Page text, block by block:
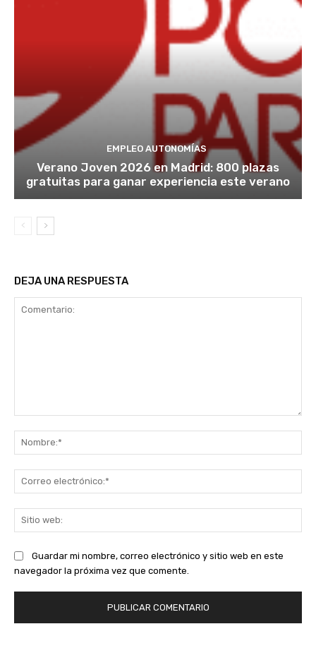
EMPLEO AUTONOMÍAS
Verano Joven 2026 en Madrid: 800 plazas
gratuitas para ganar experiencia este verano
DEJA UNA RESPUESTA
Guardar mi nombre, correo electrónico y sitio web en este
navegador la próxima vez que comente.